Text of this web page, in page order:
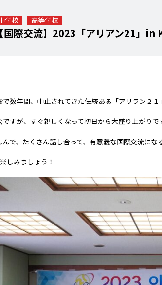
学校 高等学校
【国際交流】2023「アリアン21」in
で数年間、中止されてきた伝統ある「アリラン２１
すが、すぐ親しくなって初日から大盛り上がりで
で、たくさん話し合って、有意義な国際交流にな
しみましょう！